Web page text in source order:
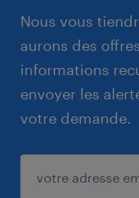
Nous vous
aurons des
informations
envoyer les
votre demande.